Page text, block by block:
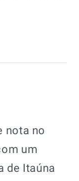
nota no
um
de Itaúna